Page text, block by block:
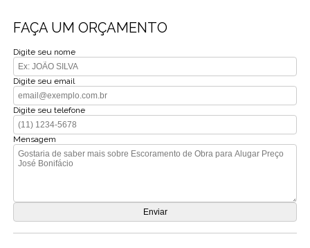
FAÇA UM ORÇAMENTO
Digite seu nome
Digite seu email
Digite seu telefone
Mensagem